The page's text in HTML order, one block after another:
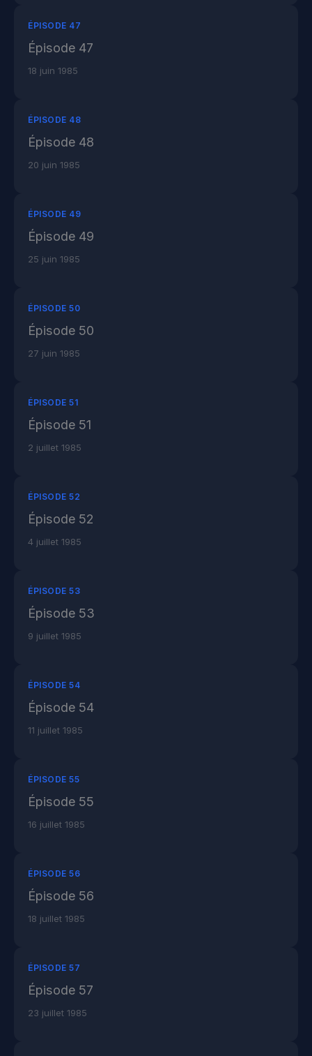
ÉPISODE 47
Épisode 47
18 juin 1985
ÉPISODE 48
Épisode 48
20 juin 1985
ÉPISODE 49
Épisode 49
25 juin 1985
ÉPISODE 50
Épisode 50
27 juin 1985
ÉPISODE 51
Épisode 51
2 juillet 1985
ÉPISODE 52
Épisode 52
4 juillet 1985
ÉPISODE 53
Épisode 53
9 juillet 1985
ÉPISODE 54
Épisode 54
11 juillet 1985
ÉPISODE 55
Épisode 55
16 juillet 1985
ÉPISODE 56
Épisode 56
18 juillet 1985
ÉPISODE 57
Épisode 57
23 juillet 1985